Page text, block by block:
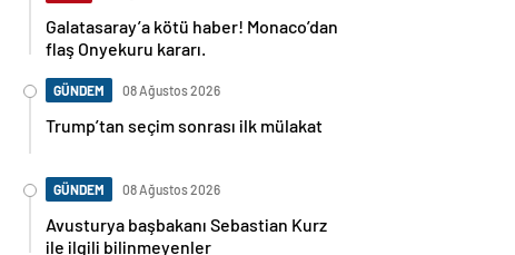
Galatasaray’a kötü haber! Monaco’dan
flaş Onyekuru kararı.
GÜNDEM 08 Ağustos 2026
Trump’tan seçim sonrası ilk mülakat
GÜNDEM 08 Ağustos 2026
Avusturya başbakanı Sebastian Kurz
ile ilgili bilinmeyenler